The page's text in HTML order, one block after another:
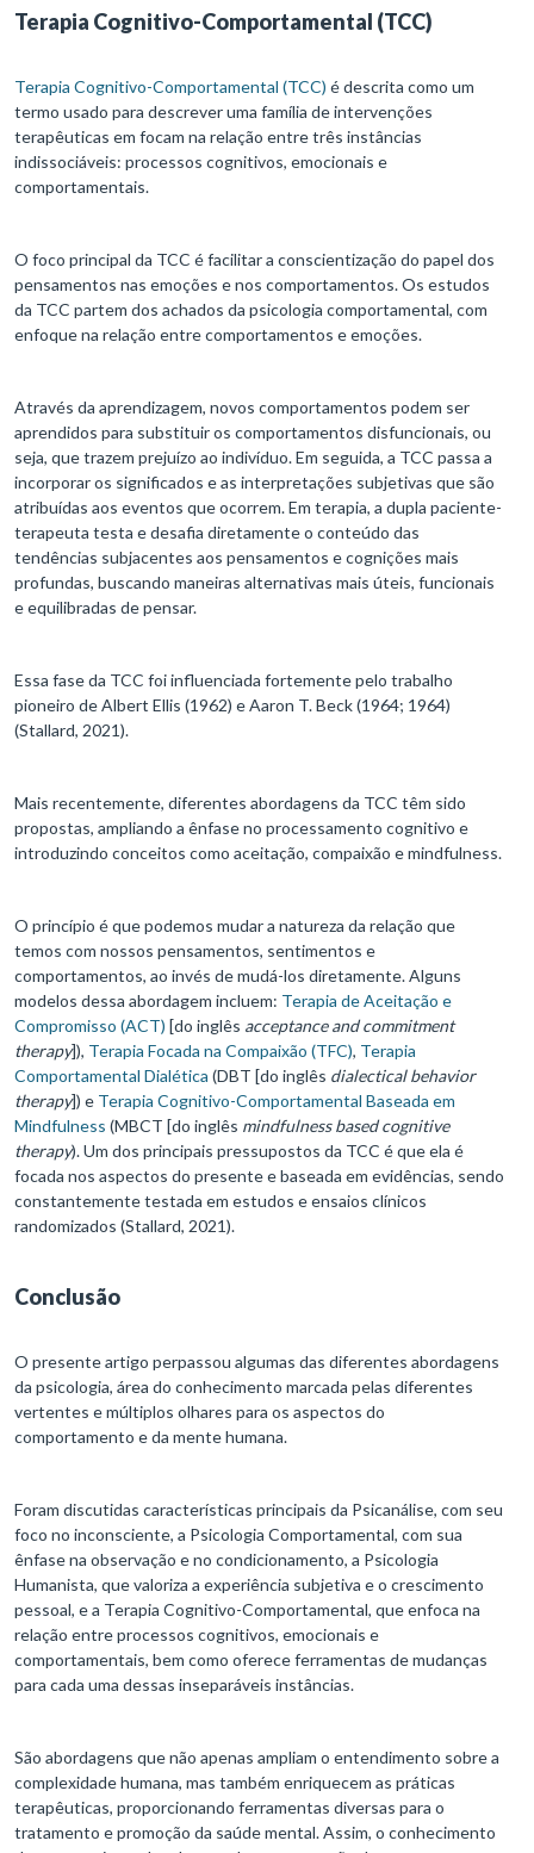
Terapia Cognitivo-Comportamental (TCC)
Terapia Cognitivo-Comportamental (TCC) é descrita como um
termo usado para descrever uma família de intervenções
terapêuticas em focam na relação entre três instâncias
indissociáveis: processos cognitivos, emocionais e
comportamentais.
O foco principal da TCC é facilitar a conscientização do papel dos
pensamentos nas emoções e nos comportamentos. Os estudos
da TCC partem dos achados da psicologia comportamental, com
enfoque na relação entre comportamentos e emoções.
Através da aprendizagem, novos comportamentos podem ser
aprendidos para substituir os comportamentos disfuncionais, ou
seja, que trazem prejuízo ao indivíduo. Em seguida, a TCC passa a
incorporar os significados e as interpretações subjetivas que são
atribuídas aos eventos que ocorrem. Em terapia, a dupla paciente-
terapeuta testa e desafia diretamente o conteúdo das
tendências subjacentes aos pensamentos e cognições mais
profundas, buscando maneiras alternativas mais úteis, funcionais
e equilibradas de pensar.
Essa fase da TCC foi influenciada fortemente pelo trabalho
pioneiro de Albert Ellis (1962) e Aaron T. Beck (1964; 1964)
(Stallard, 2021).
Mais recentemente, diferentes abordagens da TCC têm sido
propostas, ampliando a ênfase no processamento cognitivo e
introduzindo conceitos como aceitação, compaixão e mindfulness.
O princípio é que podemos mudar a natureza da relação que
temos com nossos pensamentos, sentimentos e
comportamentos, ao invés de mudá-los diretamente. Alguns
modelos dessa abordagem incluem: Terapia de Aceitação e
Compromisso (ACT) [do inglês acceptance and commitment
therapy]), Terapia Focada na Compaixão (TFC), Terapia
Comportamental Dialética (DBT [do inglês dialectical behavior
therapy]) e Terapia Cognitivo-Comportamental Baseada em
Mindfulness (MBCT [do inglês mindfulness based cognitive
therapy). Um dos principais pressupostos da TCC é que ela é
focada nos aspectos do presente e baseada em evidências, sendo
constantemente testada em estudos e ensaios clínicos
randomizados (Stallard, 2021).
Conclusão
O presente artigo perpassou algumas das diferentes abordagens
da psicologia, área do conhecimento marcada pelas diferentes
vertentes e múltiplos olhares para os aspectos do
comportamento e da mente humana.
Foram discutidas características principais da Psicanálise, com seu
foco no inconsciente, a Psicologia Comportamental, com sua
ênfase na observação e no condicionamento, a Psicologia
Humanista, que valoriza a experiência subjetiva e o crescimento
pessoal, e a Terapia Cognitivo-Comportamental, que enfoca na
relação entre processos cognitivos, emocionais e
comportamentais, bem como oferece ferramentas de mudanças
para cada uma dessas inseparáveis instâncias.
São abordagens que não apenas ampliam o entendimento sobre a
complexidade humana, mas também enriquecem as práticas
terapêuticas, proporcionando ferramentas diversas para o
tratamento e promoção da saúde mental. Assim, o conhecimento